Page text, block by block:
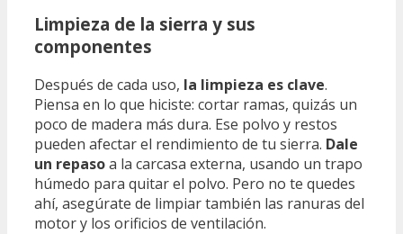
Limpieza de la sierra y sus
componentes
Después de cada uso, la limpieza es clave.
Piensa en lo que hiciste: cortar ramas, quizás un
poco de madera más dura. Ese polvo y restos
pueden afectar el rendimiento de tu sierra. Dale
un repasoa la carcasa externa, usando un trapo
húmedo para quitar el polvo. Pero no te quedes
ahí, asegúrate de limpiar también las ranuras del
motor y los orificios de ventilación.